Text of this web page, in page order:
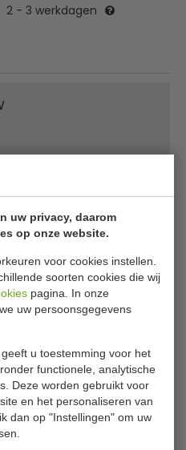
uw privacy, daarom
op onze website.
voor cookies instellen.
soorten cookies die wij
pagina. In onze
uw persoonsgegevens
u toestemming voor het
functionele, analytische
Deze worden gebruikt voor
en het personaliseren van
dan op "Instellingen" om uw
2 - 3 werkdagen
met Klarna
levering ✔ Laagste
tray met praktische
en panini "uit het